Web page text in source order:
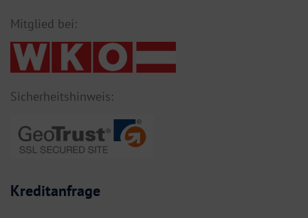
Mitglied bei:
Sicherheitshinweis:
Kreditanfrage